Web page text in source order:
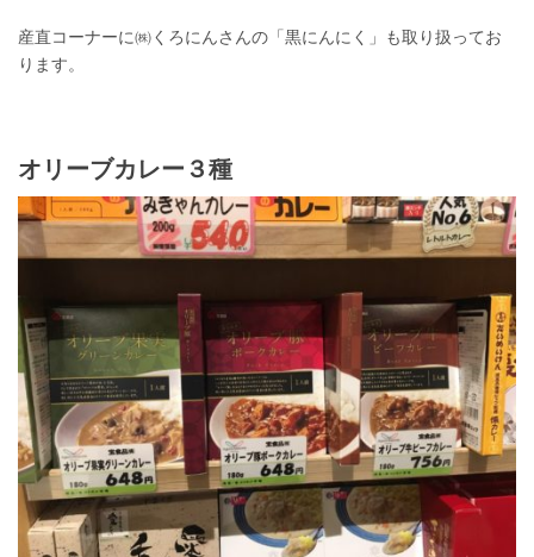
産直コーナーに㈱くろにんさんの「黒にんにく」も取り扱ってお
ります。
オリーブカレー３種